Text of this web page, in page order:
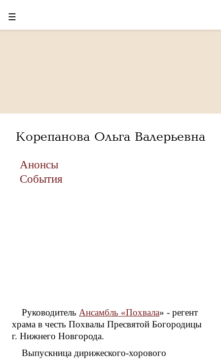
☰
Корепанова Ольга Валерьевна
Анонсы
События
Руководитель Ансамбль «Похвала» - регент
храма в честь Похвалы Пресвятой Богородицы
г. Нижнего Новгорода.
Выпускница дирижеского-хорового